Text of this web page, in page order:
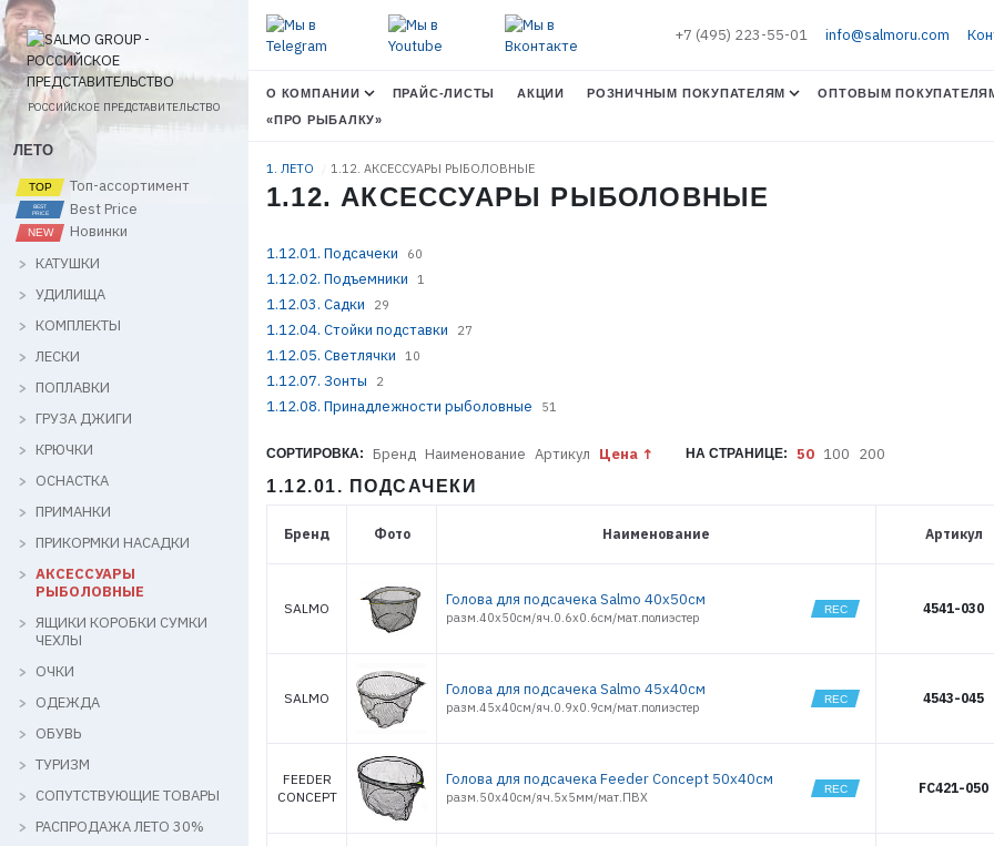
РОССИЙСКОЕ ПРЕДСТАВИТЕЛЬСТВО
ЛЕТО
Топ-ассортимент
Best Price
Новинки
КАТУШКИ
УДИЛИЩА
КОМПЛЕКТЫ
ЛЕСКИ
ПОПЛАВКИ
ГРУЗА ДЖИГИ
КРЮЧКИ
ОСНАСТКА
ПРИМАНКИ
ПРИКОРМКИ НАСАДКИ
АКСЕССУАРЫ
РЫБОЛОВНЫЕ
ЯЩИКИ КОРОБКИ СУМКИ
ЧЕХЛЫ
ОЧКИ
ОДЕЖДА
ОБУВЬ
ТУРИЗМ
СОПУТСТВУЮЩИЕ ТОВАРЫ
РАСПРОДАЖА ЛЕТО 30%
+7 (495) 223-55-01 info@salmoru.com
О КОМПАНИИ ПРАЙС-ЛИСТЫ АКЦИИ РОЗНИЧНЫМ ПОКУПАТЕЛЯМ ОПТОВЫМ
«ПРО РЫБАЛКУ»
1. ЛЕТО 1.12. АКСЕССУАРЫ РЫБОЛОВНЫЕ
1.12. АКСЕССУАРЫ РЫБОЛОВНЫЕ
1.12.01. Подсачеки 60
1.12.02. Подъемники 1
1.12.03. Садки 29
1.12.04. Стойки подставки 27
1.12.05. Светлячки 10
1.12.07. Зонты 2
1.12.08. Принадлежности рыболовные 51
СОРТИРОВКА: Бренд Наименование Артикул Цена НА СТРАНИЦЕ: 50 100 200
1.12.01. ПОДСАЧЕКИ
Бренд Фото Наименование Артикул
SALMO Голова для подсачека Salmo 40х50см
разм.40х50см/яч.0.6х0.6см/мат.полиэстер
4541-030
SALMO Голова для подсачека Salmo 45х40см
разм.45х40см/яч.0.9х0.9см/мат.полиэстер
4543-045
FEEDER
CONCEPT
Голова для подсачека Feeder Concept 50х40см
разм.50х40см/яч.5х5мм/мат.ПВХ
FC421-050